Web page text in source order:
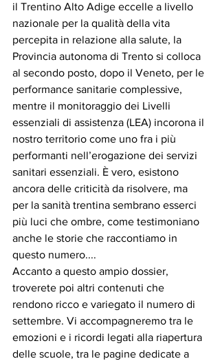
il Trentino Alto Adige eccelle a livello
nazionale per la qualità della vita
percepita in relazione alla salute, la
Provincia autonoma di Trento si colloca
al secondo posto, dopo il Veneto, per le
performance sanitarie complessive,
mentre il monitoraggio dei Livelli
essenziali di assistenza (LEA) incorona il
nostro territorio come uno fra i più
performanti nell’erogazione dei servizi
sanitari essenziali. È vero, esistono
ancora delle criticità da risolvere, ma
per la sanità trentina sembrano esserci
più luci che ombre, come testimoniano
anche le storie che raccontiamo in
questo numero....
Accanto a questo ampio dossier,
troverete poi altri contenuti che
rendono ricco e variegato il numero di
settembre. Vi accompagneremo tra le
emozioni e i ricordi legati alla riapertura
delle scuole, tra le pagine dedicate a